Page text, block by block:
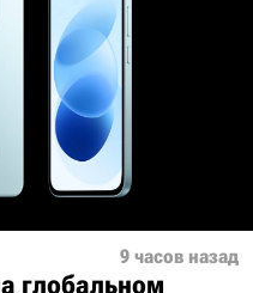
9 часов назад
глобальном